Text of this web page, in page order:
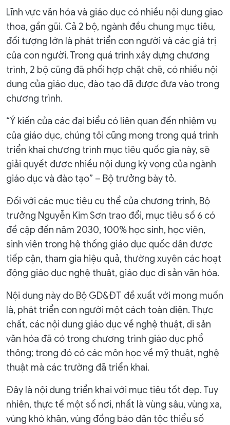
Lĩnh vực văn hóa và giáo dục có nhiều nội dung giao
thoa, gần gũi. Cả 2 bộ, ngành đều chung mục tiêu,
đối tượng lớn là phát triển con người và các giá trị
của con người. Trong quá trình xây dựng chương
trình, 2 bộ cũng đã phối hợp chặt chẽ, có nhiều nội
dung của giáo dục, đào tạo đã được đưa vào trong
chương trình.
“Ý kiến của các đại biểu có liên quan đến nhiệm vụ
của giáo dục, chúng tôi cũng mong trong quá trình
triển khai chương trình mục tiêu quốc gia này, sẽ
giải quyết được nhiều nội dung kỳ vọng của ngành
giáo dục và đào tạo” – Bộ trưởng bày tỏ.
Đối với các mục tiêu cụ thể của chương trình, Bộ
trưởng Nguyễn Kim Sơn trao đổi, mục tiêu số 6 có
đề cập đến năm 2030, 100% học sinh, học viên,
sinh viên trong hệ thống giáo dục quốc dân được
tiếp cận, tham gia hiệu quả, thường xuyên các hoạt
động giáo dục nghệ thuật, giáo dục di sản văn hóa.
Nội dung này do Bộ GD&ĐT đề xuất với mong muốn
là, phát triển con người một cách toàn diện. Thực
chất, các nội dung giáo dục về nghệ thuật, di sản
văn hóa đã có trong chương trình giáo dục phổ
thông; trong đó có các môn học về mỹ thuật, nghệ
thuật mà các trường đã triển khai.
Đây là nội dung triển khai với mục tiêu tốt đẹp. Tuy
nhiên, thực tế một số nơi, nhất là vùng sâu, vùng xa,
vùng khó khăn, vùng đồng bào dân tộc thiểu số